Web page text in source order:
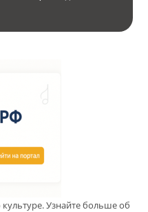
Узнайте больше об